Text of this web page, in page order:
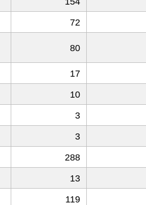
72
80
17
10
3
3
288
13
119